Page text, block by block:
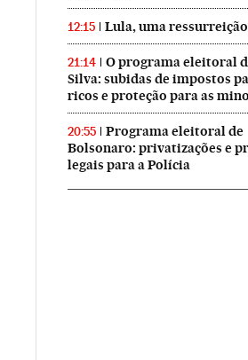
12:15 Lula, uma ressurreição
21:14
O programa eleitoral
Silva: subidas de impostos
ricos e proteção para as
20:55
Programa eleitoral de
Bolsonaro: privatizações e
legais para a Polícia